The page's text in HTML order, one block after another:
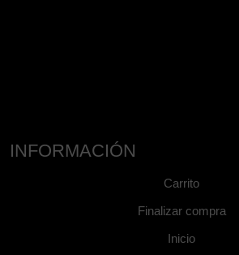
INFORMACIÓN
Carrito
Finalizar compra
Inicio